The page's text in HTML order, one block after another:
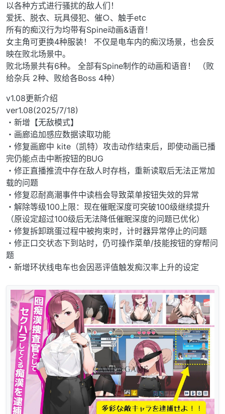
以各种方式进行骚扰的敌人们！
爱抚、脱衣、玩具侵犯、催○、触手etc
所有的痴汉行为均带有Spine动画&语音！
女主角可更换4种服装！ 不仅是电车内的痴汉场景，也会反
映在败北场景中。
败北场景共有6种。 全部有Spine制作的动画和语音！ （败
给杂兵 2种、败给各Boss 4种）
v1.08更新介绍
ver1.08(2025/7/18)
・新增【无敌模式】
・画廊追加感应数据读取功能
・修复画廊中 kite（凯特）攻击动作结束后，即使动画已播
完仍能点击中断按钮的BUG
・修正直播推流中存在敌人时存档，重新读取后无法正常加
载的问题
・修复忍耐高潮事件中读档会导致菜单按钮失效的异常
・解除等级100上限：现在催眠深度可突破100级继续提升
（原设定超过100级后无法降低催眠深度的问题已优化）
・修复拆卸跳蛋过程中被拘束时，计时器异常停止的问题
・修正口交状态下到站时，仍可操作菜单/技能按钮的穿帮问
题
・新增环状线电车也会因恶评值触发痴汉率上升的设定